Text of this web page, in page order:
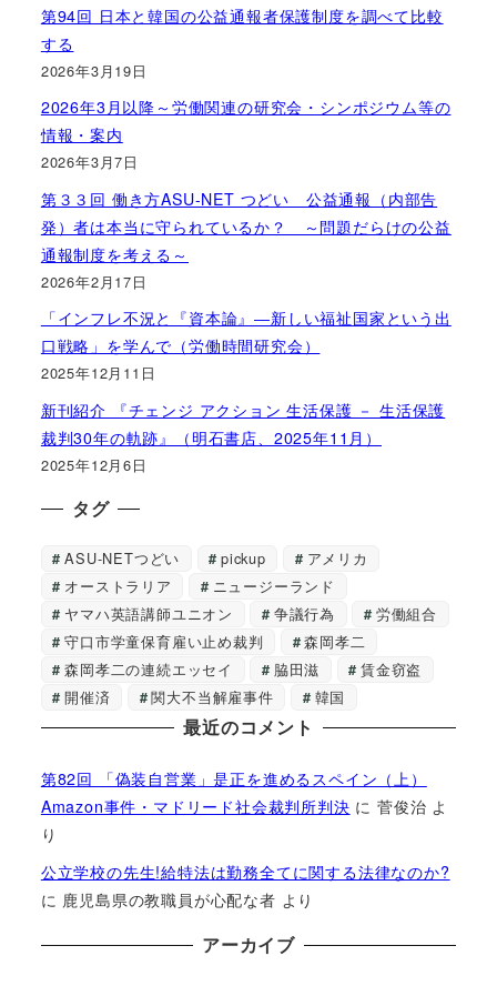
第94回 日本と韓国の公益通報者保護制度を調べて比較
する
2026年3月19日
2026年3月以降～労働関連の研究会・シンポジウム等の
情報・案内
2026年3月7日
第３３回 働き方ASU-NET つどい 公益通報（内部告
発）者は本当に守られているか？ ～問題だらけの公益
通報制度を考える～
2026年2月17日
「インフレ不況と『資本論』―新しい福祉国家という出
口戦略」を学んで（労働時間研究会）
2025年12月11日
新刊紹介 『チェンジ アクション 生活保護 － 生活保護
裁判30年の軌跡』（明石書店、2025年11月）
2025年12月6日
タグ
ASU-NETつどい pickup
アメリカ
オーストラリア
ニュージーランド
ヤマハ英語講師ユニオン
争議行為
労働組合
守口市学童保育雇い止め裁判
森岡孝二
森岡孝二の連続エッセイ
脇田滋
賃金窃盗
開催済
関大不当解雇事件 韓国
最近のコメント
第82回 「偽装自営業」是正を進めるスペイン（上）
Amazon事件・マドリード社会裁判所判決 に菅俊治 よ
り
公立学校の先生!給特法は勤務全てに関する法律なのか?
に 鹿児島県の教職員が心配な者 より
アーカイブ